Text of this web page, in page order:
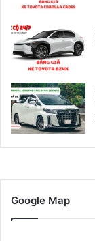
Google Map